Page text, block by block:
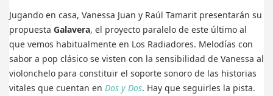
Jugando en casa, Vanessa Juan y Raúl Tamarit presentarán su
propuesta Galavera, el proyecto paralelo de este último al
que vemos habitualmente en Los Radiadores. Melodías con
sabor a pop clásico se visten con la sensibilidad de Vanessa al
violonchelo para constituir el soporte sonoro de las historias
vitales que cuentan en Dos y Dos. Hay que seguirles la pista.